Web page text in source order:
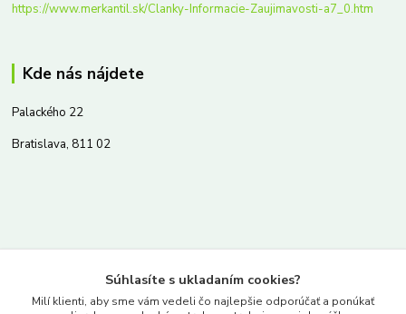
https://www.merkantil.sk/Clanky-Informacie-Zaujimavosti-a7_0.htm
Kde nás nájdete
Palackého 22
Bratislava, 811 02
www.merkantil.sk
Súhlasíte s ukladaním cookies?
Milí klienti, aby sme vám vedeli čo najlepšie odporúčať a ponúkať